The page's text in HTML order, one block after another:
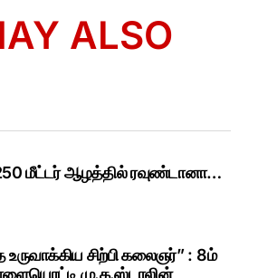
ALSO
250 மீட்டர் ஆழத்தில் ரவுண்டானா…
சிற்பி கலைஞர்” : 8ம்
மு.க.ஸ்டாலின்